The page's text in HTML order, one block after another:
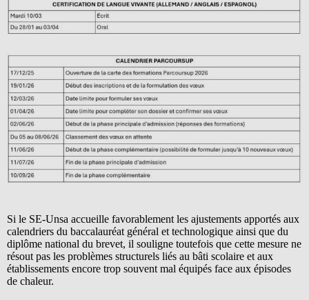
Si le SE-Unsa accueille favorablement les ajustements apportés aux
calendriers du baccalauréat général et technologique ainsi que du
diplôme national du brevet, il souligne toutefois que cette mesure ne
résout pas les problèmes structurels liés au bâti scolaire et aux
établissements encore trop souvent mal équipés face aux épisodes
de chaleur.